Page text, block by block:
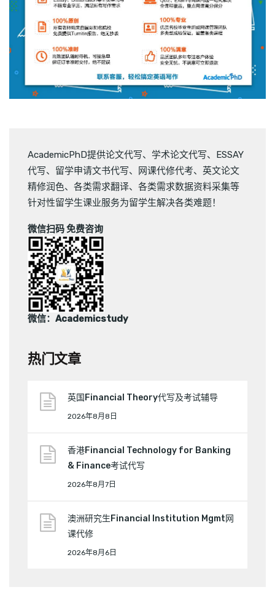
AcademicPhD提供论文代写、 学术论文代写、 ESSAY
代写、 留学申请文书代写、 网课代修代考、 英文论文
精修润色、 各类需求翻译、 各类需求数据资料采集等
针对性留学生课业服务为留学生解决各类难题！
微信扫码 免费咨询
微信：Academicstudy
热门文章
英国Financial Theory代写及考试辅导
2026年8月8日
香港Financial Technology for Banking
& Finance考试代写
2026年8月7日
澳洲研究生Financial Institution Mgmt网
课代修
2026年8月6日